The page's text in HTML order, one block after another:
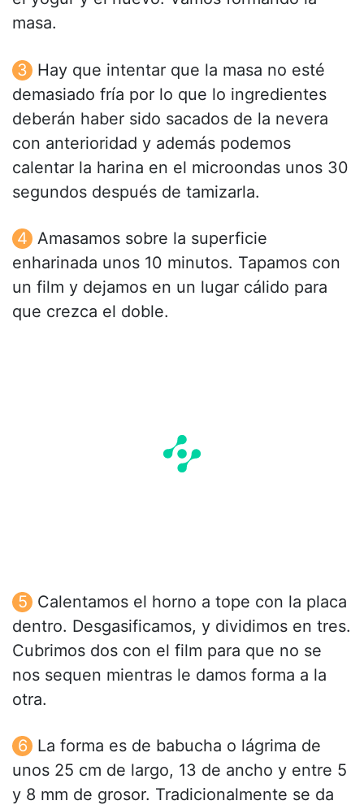
masa.
Hay que intentar que la masa no esté
demasiado fría por lo que lo ingredientes
deberán haber sido sacados de la nevera
con anterioridad y además podemos
calentar la harina en el microondas unos 30
segundos después de tamizarla.
Amasamos sobre la superficie
enharinada unos 10 minutos. Tapamos con
un film y dejamos en un lugar cálido para
que crezca el doble.
Calentamos el horno a tope con la placa
dentro. Desgasificamos, y dividimos en tres.
Cubrimos dos con el film para que no se
nos sequen mientras le damos forma a la
otra.
La forma es de babucha o lágrima de
unos 25 cm de largo, 13 de ancho y entre 5
y 8 mm de grosor. Tradicionalmente se da